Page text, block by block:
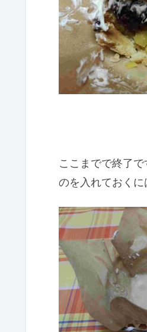
ここまでで終了
のを入れておくに